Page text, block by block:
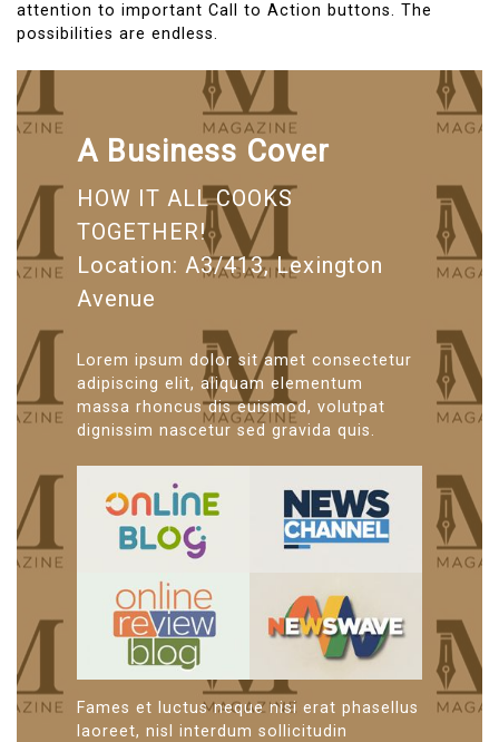
attention to important Call to Action buttons. The
possibilities are endless.
A Business Cover
HOW IT ALL COOKS
TOGETHER!
Location: A3/413, Lexington
Avenue
Lorem ipsum dolor sit amet consectetur
adipiscing elit, aliquam elementum
massa rhoncus dis euismod, volutpat
dignissim nascetur sed gravida quis.
Fames et luctus neque nisi erat phasellus
laoreet, nisl interdum sollicitudin